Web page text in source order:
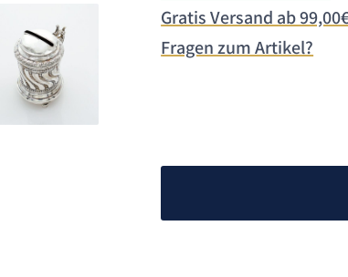
Gratis Versand ab
Fragen zum Artikel?